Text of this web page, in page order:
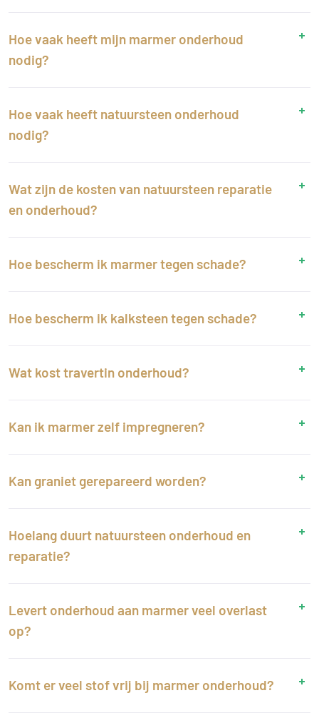
Hoe vaak heeft mijn marmer onderhoud
nodig?
Hoe vaak heeft natuursteen onderhoud
nodig?
Wat zijn de kosten van natuursteen reparatie
en onderhoud?
Hoe bescherm ik marmer tegen schade?
Hoe bescherm ik kalksteen tegen schade?
Wat kost travertin onderhoud?
Kan ik marmer zelf impregneren?
Kan graniet gerepareerd worden?
Hoelang duurt natuursteen onderhoud en
reparatie?
Levert onderhoud aan marmer veel overlast
op?
Komt er veel stof vrij bij marmer onderhoud?